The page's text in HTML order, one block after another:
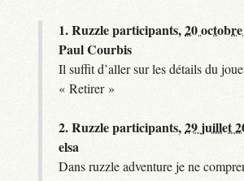
1.Ruzzle participants,20
Paul Courbis
Il suffit d’aller sur les détails du
« Retirer »
2.Ruzzle participants,29 juillet
elsa
Dans ruzzle adventure je ne